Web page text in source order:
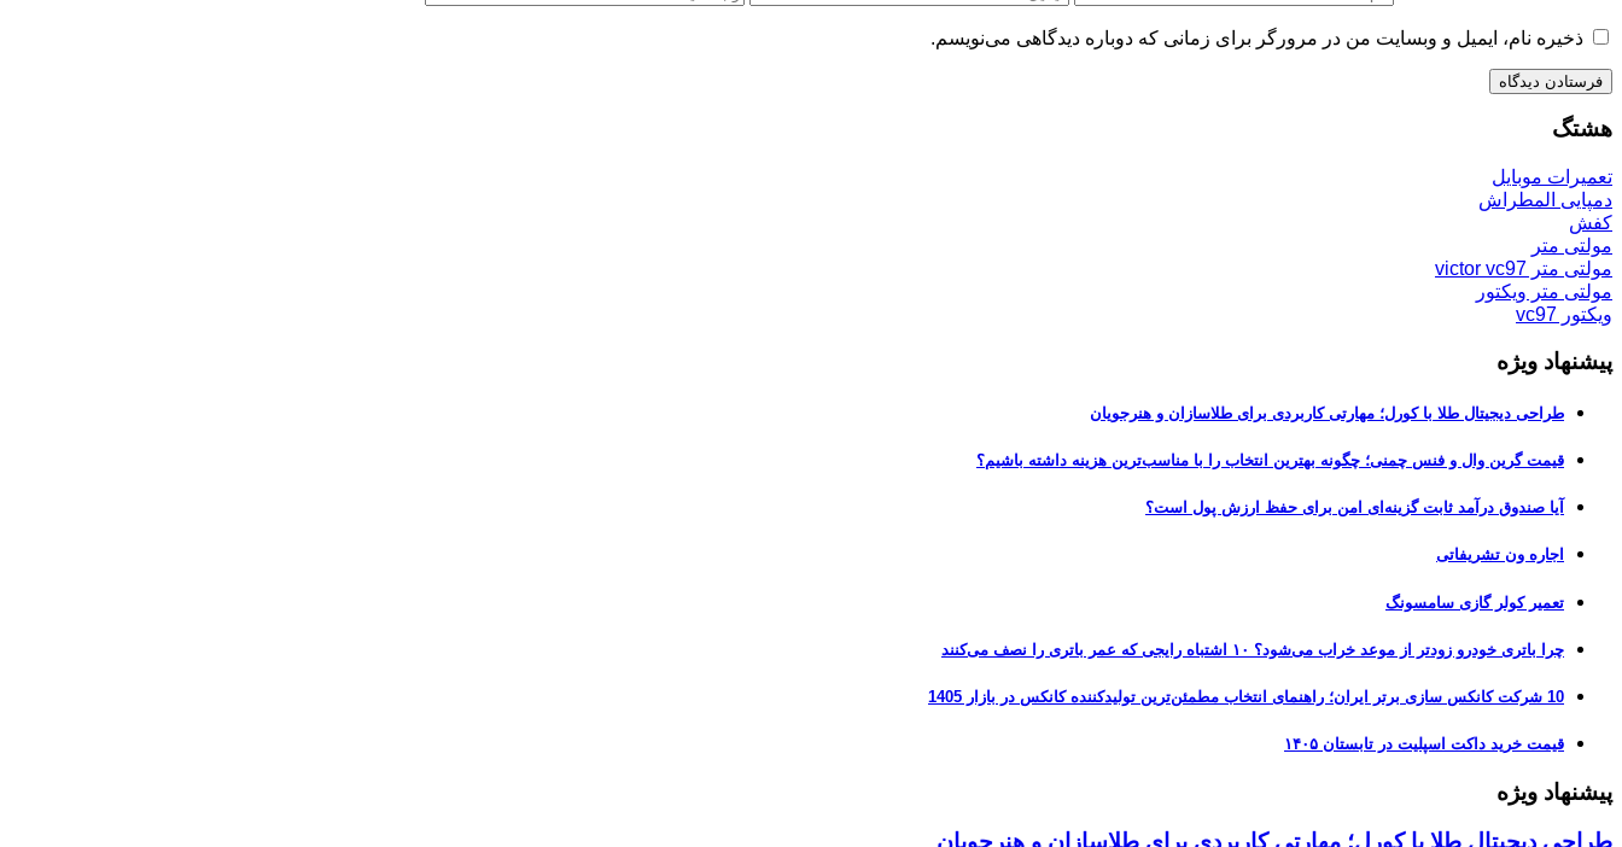
ذخیره نام، ایمیل و وبسایت من در مرورگر برای زمانی که دوباره دیدگاهی می‌نویسم.
هشتگ
تعمیرات موبایل
دمپایی المطراش
کفش
مولتی متر
مولتی متر victor vc97
مولتی متر ویکتور
ویکتور vc97
پیشنهاد ویژه
طراحی دیجیتال طلا با کورل؛ مهارتی کاربردی برای طلاسازان و هنرجویان
قیمت گرین وال و فنس چمنی؛ چگونه بهترین انتخاب را با مناسب‌ترین هزینه داشته باشیم؟
آیا صندوق درآمد ثابت گزینه‌ای امن برای حفظ ارزش پول است؟
اجاره ون تشریفاتی
تعمیر کولر گازی سامسونگ
چرا باتری خودرو زودتر از موعد خراب می‌شود؟ ۱۰ اشتباه رایجی که عمر باتری را نصف می‌کنند
10 شرکت کانکس سازی برتر ایران؛ راهنمای انتخاب مطمئن‌ترین تولیدکننده کانکس در بازار 1405
قیمت خرید داکت اسپلیت در تابستان ۱۴۰۵
پیشنهاد ویژه
طراحی دیجیتال طلا با کورل؛ مهارتی کاربردی برای طلاسازان و هنرجویان